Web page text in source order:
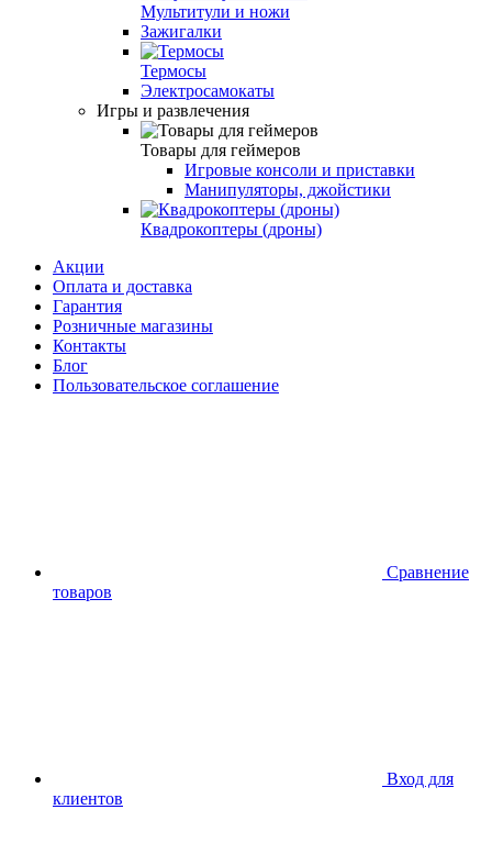
Мультитули и ножи
Зажигалки
Термосы
Электросамокаты
Игры и развлечения
Товары для геймеров
Игровые консоли и приставки
Манипуляторы, джойстики
Квадрокоптеры (дроны)
Акции
Оплата и доставка
Гарантия
Розничные магазины
Контакты
Блог
Пользовательское соглашение
Сравнение
товаров
Вход для
клиентов